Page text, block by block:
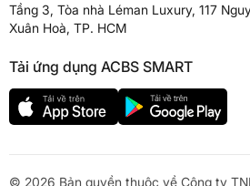
Tầng 3, Tòa nhà Léman Luxury, 117
Xuân Hoà, TP. HCM
Tải ứng dụng ACBS SMART
© 2026 Bản quyền thuộc về Công ty